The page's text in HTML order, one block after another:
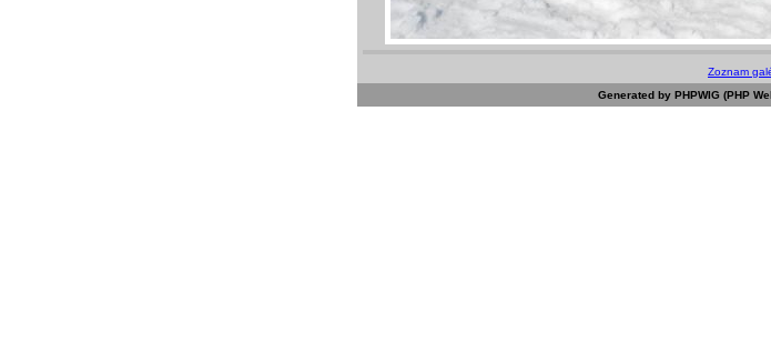
Zoznam
Generated by PHPWIG (PHP